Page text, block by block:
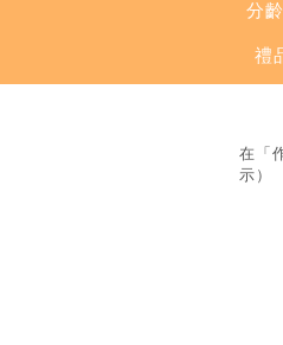
分
禮
在「
示）